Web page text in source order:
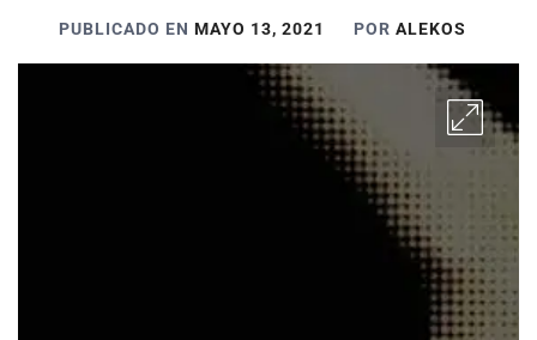
PUBLICADO EN MAYO 13, 2021 POR ALEKOS